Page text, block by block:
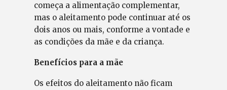
começa a alimentação complementar,
mas o aleitamento pode continuar até os
dois anos ou mais, conforme a vontade e
as condições da mãe e da criança.
Benefícios para a mãe
Os efeitos do aleitamento não ficam